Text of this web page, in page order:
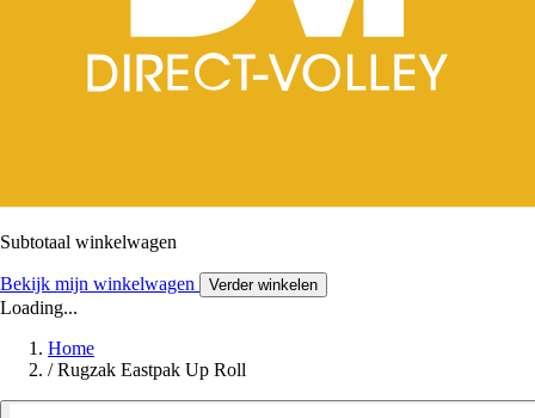
Subtotaal winkelwagen
Bekijk mijn winkelwagen Verder winkelen
Loading...
Home
/ Rugzak Eastpak Up Roll